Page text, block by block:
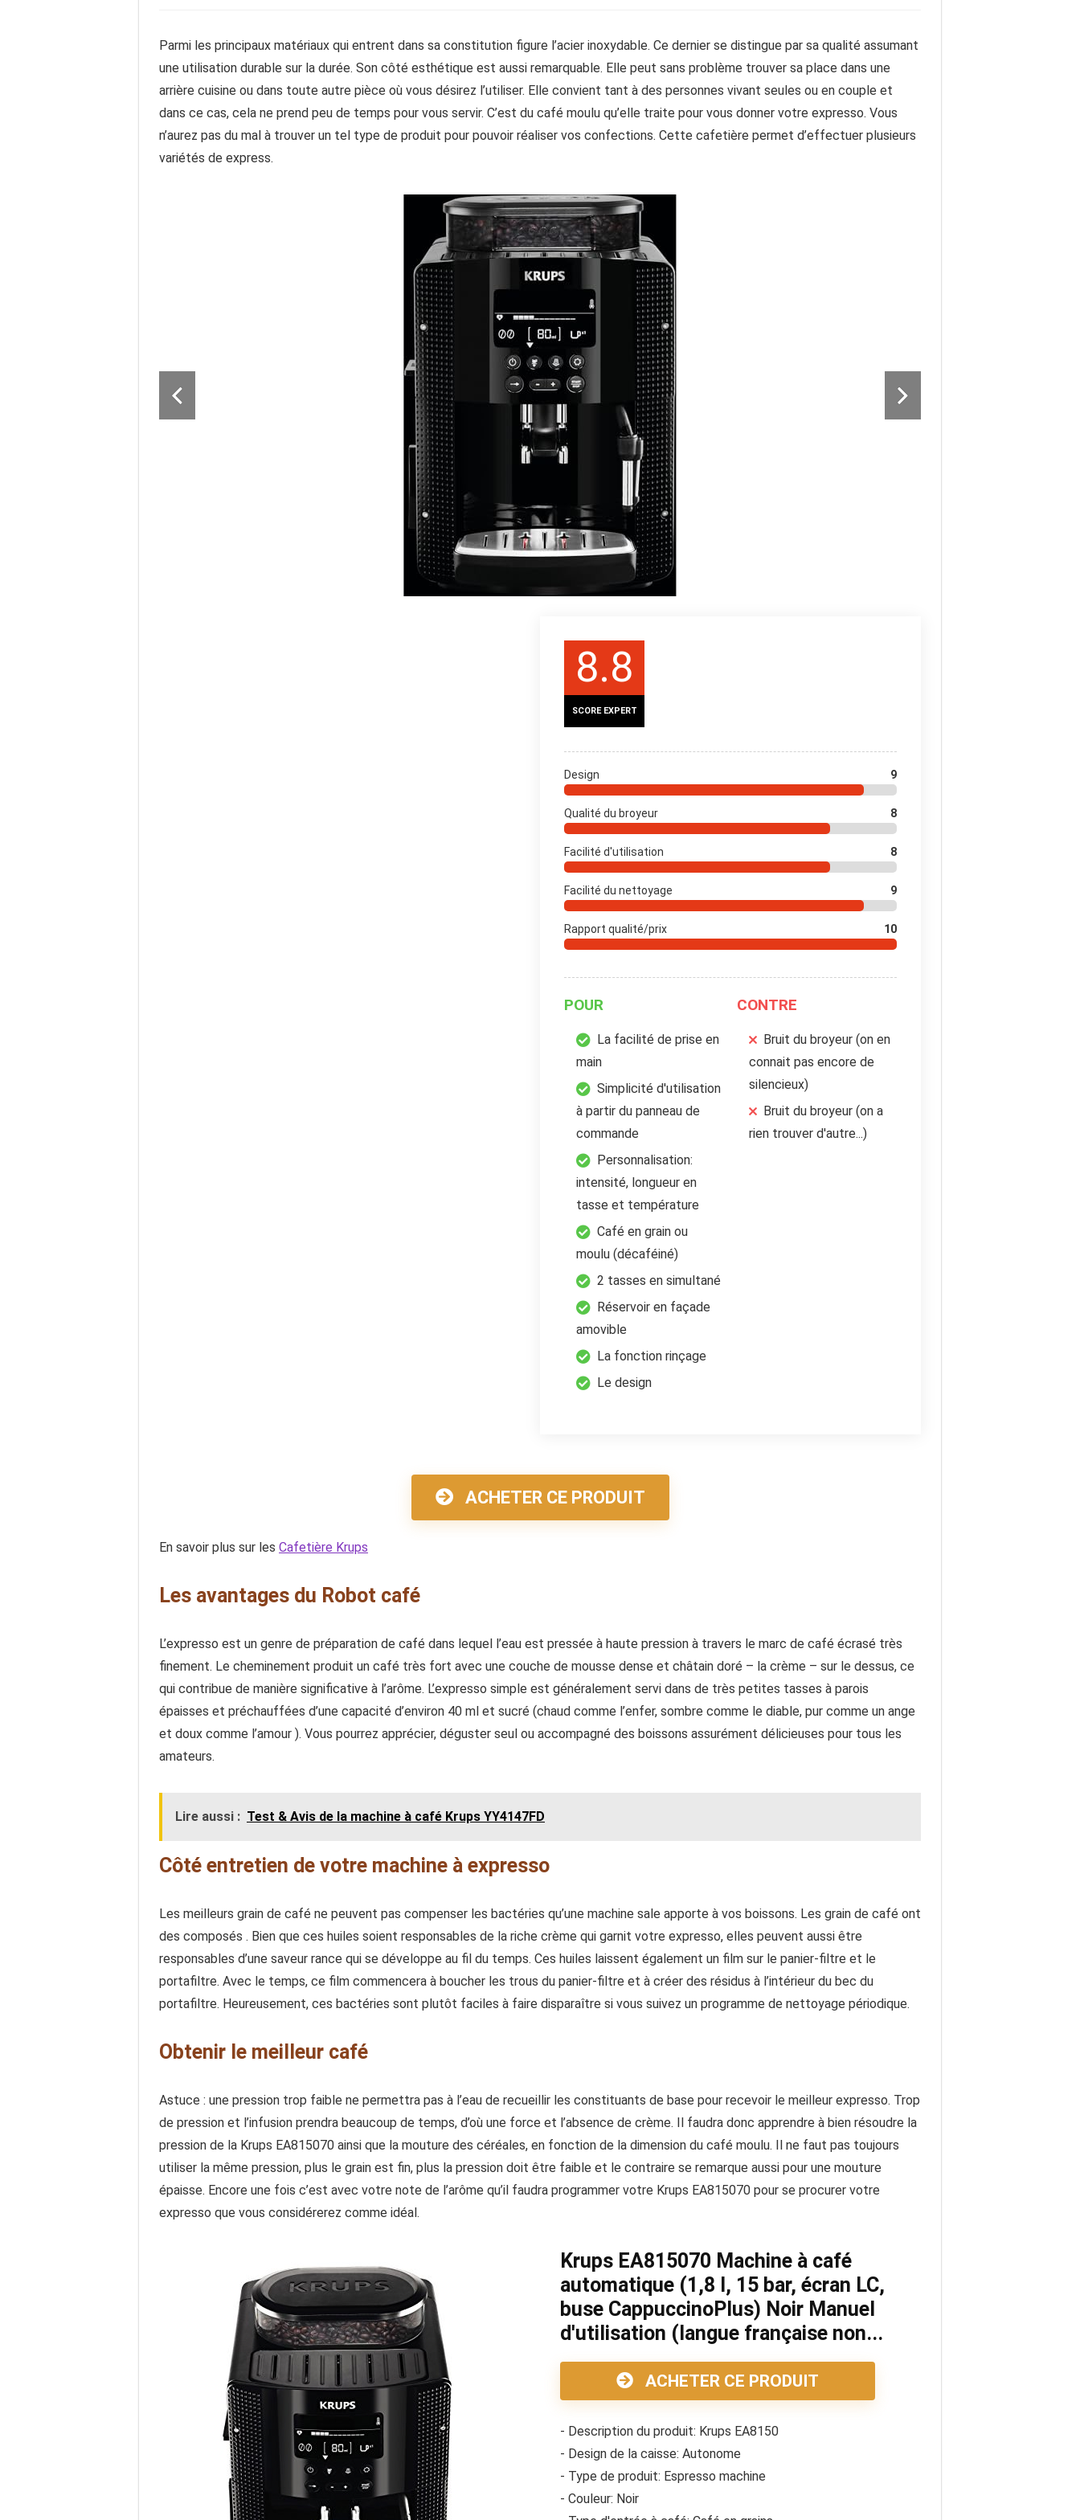
Parmi les principaux matériaux qui entrent dans sa constitution figure l’acier inoxydable. Ce dernier se distingue par sa qualité assumant
une utilisation durable sur la durée. Son côté esthétique est aussi remarquable. Elle peut sans problème trouver sa place dans une
arrière cuisine ou dans toute autre pièce où vous désirez l’utiliser. Elle convient tant à des personnes vivant seules ou en couple et
dans ce cas, cela ne prend peu de temps pour vous servir. C’est du café moulu qu’elle traite pour vous donner votre expresso. Vous
n’aurez pas du mal à trouver un tel type de produit pour pouvoir réaliser vos confections. Cette cafetière permet d’effectuer plusieurs
variétés de express.
8.8
SCORE EXPERT
Design 9
Qualité du broyeur 8
Facilité d'utilisation 8
Facilité du nettoyage 9
Rapport qualité/prix 10
POUR
La facilité de prise en
main
Simplicité d'utilisation
à partir du panneau de
commande
Personnalisation:
intensité, longueur en
tasse et température
Café en grain ou
moulu (décaféiné)
2 tasses en simultané
Réservoir en façade
amovible
La fonction rinçage
Le design
CONTRE
Bruit du broyeur (on en
connait pas encore de
silencieux)
Bruit du broyeur (on a
rien trouver d'autre...)
ACHETER CE PRODUIT
En savoir plus sur les Cafetière Krups
Les avantages du Robot café
L’expresso est un genre de préparation de café dans lequel l’eau est pressée à haute pression à travers le marc de café écrasé très
finement. Le cheminement produit un café très fort avec une couche de mousse dense et châtain doré – la crème – sur le dessus, ce
qui contribue de manière significative à l’arôme. L’expresso simple est généralement servi dans de très petites tasses à parois
épaisses et préchauffées d’une capacité d’environ 40 ml et sucré (chaud comme l’enfer, sombre comme le diable, pur comme un ange
et doux comme l’amour ). Vous pourrez apprécier, déguster seul ou accompagné des boissons assurément délicieuses pour tous les
amateurs.
Lire aussi : Test & Avis de la machine à café Krups YY4147FD
Côté entretien de votre machine à expresso
Les meilleurs grain de café ne peuvent pas compenser les bactéries qu’une machine sale apporte à vos boissons. Les grain de café ont
des composés . Bien que ces huiles soient responsables de la riche crème qui garnit votre expresso, elles peuvent aussi être
responsables d’une saveur rance qui se développe au fil du temps. Ces huiles laissent également un film sur le panier-filtre et le
portafiltre. Avec le temps, ce film commencera à boucher les trous du panier-filtre et à créer des résidus à l’intérieur du bec du
portafiltre. Heureusement, ces bactéries sont plutôt faciles à faire disparaître si vous suivez un programme de nettoyage périodique.
Obtenir le meilleur café
Astuce : une pression trop faible ne permettra pas à l’eau de recueillir les constituants de base pour recevoir le meilleur expresso. Trop
de pression et l’infusion prendra beaucoup de temps, d’où une force et l’absence de crème. Il faudra donc apprendre à bien résoudre la
pression de la Krups EA815070 ainsi que la mouture des céréales, en fonction de la dimension du café moulu. Il ne faut pas toujours
utiliser la même pression, plus le grain est fin, plus la pression doit être faible et le contraire se remarque aussi pour une mouture
épaisse. Encore une fois c’est avec votre note de l’arôme qu’il faudra programmer votre Krups EA815070 pour se procurer votre
expresso que vous considérerez comme idéal.
Krups EA815070 Machine à café
automatique (1,8 l, 15 bar, écran LC,
buse CappuccinoPlus) Noir Manuel
d'utilisation (langue française non...
ACHETER CE PRODUIT
- Description du produit: Krups EA8150
- Design de la caisse: Autonome
- Type de produit: Espresso machine
- Couleur: Noir